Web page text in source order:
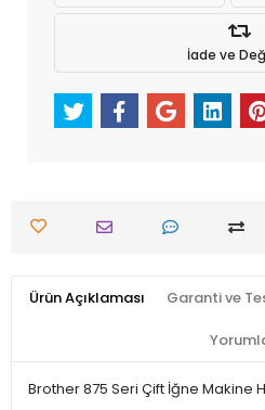
İade ve
Ürün Açıklaması Garanti ve
Brother 875 Seri Çift İğne Makine